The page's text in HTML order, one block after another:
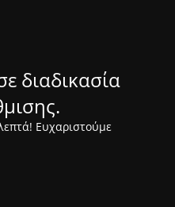
διαδικασία
Ευχαριστούμε